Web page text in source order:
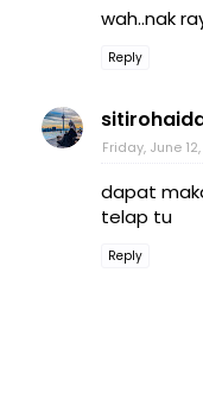
wah..nak
Reply
Friday, June
dapat
telap tu
Reply